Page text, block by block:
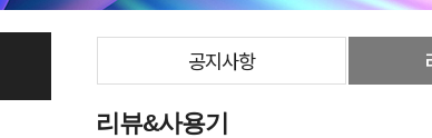
공지사항
리뷰&사용기